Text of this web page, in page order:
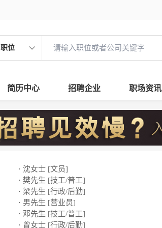
职位
简历中心 招聘企业 职场资讯
· 沈女士 [文员]
· 樊先生 [技工/普工]
· 梁先生 [行政/后勤]
· 男先生 [营业员]
· 邓先生 [技工/普工]
· 曾女士 [行政/后勤]